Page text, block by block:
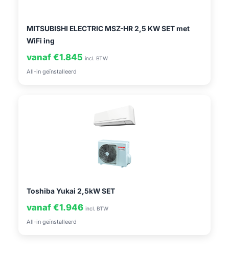
MITSUBISHI ELECTRIC MSZ-HR 2,5 KW SET met
WiFi ing
vanaf €1.845 incl. BTW
All-in geïnstalleerd
Toshiba Yukai 2,5kW SET
vanaf €1.946 incl. BTW
All-in geïnstalleerd